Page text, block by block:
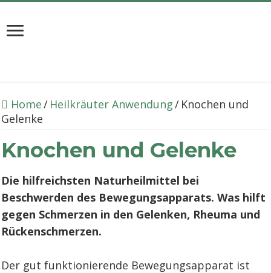
Home/ Heilkräuter Anwendung/ Knochen und
Gelenke
Knochen und Gelenke
Die hilfreichsten Naturheilmittel bei
Beschwerden des Bewegungsapparats. Was hilft
gegen Schmerzen in den Gelenken, Rheuma und
Rückenschmerzen.
Der gut funktionierende Bewegungsapparat ist